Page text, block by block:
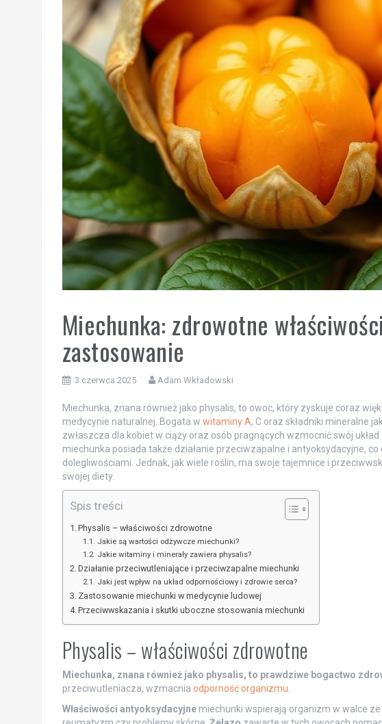
Miechunka: zdrowotne
zastosowanie
3 czerwca 2025 Adam Wkładowski
Miechunka, znana również jako physalis, to owoc, który zyskuje coraz
medycynie naturalnej. Bogata w witaminy A, C oraz składniki mineralne
zwłaszcza dla kobiet w ciąży oraz osób pragnących wzmocnić swój
miechunka posiada także działanie przeciwzapalne i antyoksydacyjne,
dolegliwościami. Jednak, jak wiele roślin, ma swoje tajemnice i
swojej diety.
Spis treści
Physalis – właściwości zdrowotne
Jakie są wartości odżywcze miechunki?
Jakie witaminy i minerały zawiera physalis?
Działanie przeciwutleniające i przeciwzapalne miechunki
Jaki jest wpływ na układ odpornościowy i zdrowie serca?
Zastosowanie miechunki w medycynie ludowej
Przeciwwskazania i skutki uboczne stosowania miechunki
Physalis – właściwości zdrowotne
Miechunka, znana również jako physalis, to prawdziwe bogactwo
przeciwutleniacza, wzmacnia odporność organizmu
Właściwości antyoksydacyjnemiechunki wspierają organizm w walce